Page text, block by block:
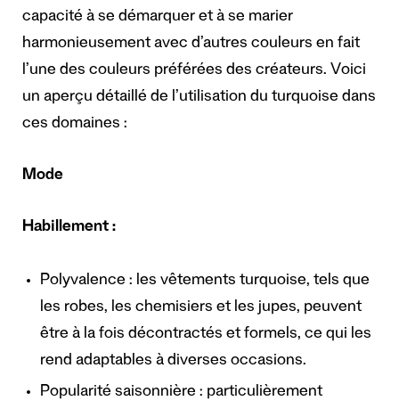
capacité à se démarquer et à se marier
harmonieusement avec d’autres couleurs en fait
l’une des couleurs préférées des créateurs. Voici
un aperçu détaillé de l’utilisation du turquoise dans
ces domaines :
Mode
Habillement :
Polyvalence : les vêtements turquoise, tels que
les robes, les chemisiers et les jupes, peuvent
être à la fois décontractés et formels, ce qui les
rend adaptables à diverses occasions.
Popularité saisonnière : particulièrement